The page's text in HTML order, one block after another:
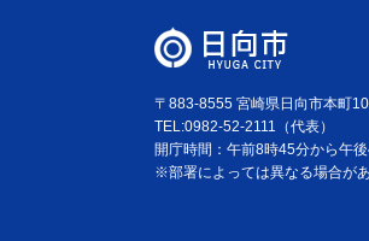
〒883-8555 宮崎県日向市本町
TEL:0982-52-2111（代表）
開庁時間：午前8時45分から午
※部署によっては異なる場合があ